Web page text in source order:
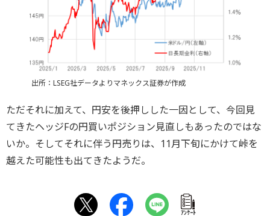
出所：LSEG社データよりマネックス証券が作成
ただそれに加えて、円安を後押しした一因として、今回見
てきたヘッジFの円買いポジション見直しもあったのではな
いか。そしてそれに伴う円売りは、11月下旬にかけて峠を
越えた可能性も出てきたようだ。
ｱﾝｹｰﾄ